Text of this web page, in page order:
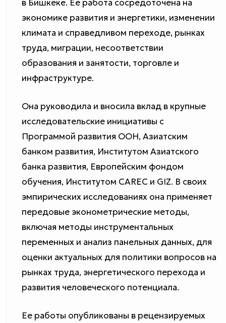
в Бишкеке. Ее работа сосредоточена на
экономике развития и энергетики, изменении
климата и справедливом переходе, рынках
труда, миграции, несоответствии
образования и занятости, торговле и
инфраструктуре.
Она руководила и вносила вклад в крупные
исследовательские инициативы с
Программой развития ООН, Азиатским
банком развития, Институтом Азиатского
банка развития, Европейским фондом
обучения, Институтом CAREC и GIZ. В своих
эмпирических исследованиях она применяет
передовые эконометрические методы,
включая методы инструментальных
переменных и анализ панельных данных, для
оценки актуальных для политики вопросов на
рынках труда, энергетического перехода и
развития человеческого потенциала.
Ее работы опубликованы в рецензируемых